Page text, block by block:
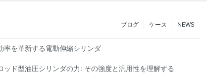
NEWS
ケース
ブログ
率を革新する電動伸縮シリンダ
ッド型油圧シリンダの力: その強度と汎用性を理解する